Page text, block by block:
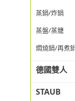
蒸鍋/炸鍋
蒸盤/蒸籠
燜燒鍋/再煮鍋
德國雙人
STAUB